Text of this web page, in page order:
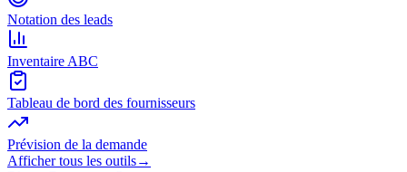
Notation des leads
Inventaire ABC
Tableau de bord des fournisseurs
Prévision de la demande
Afficher tous les outils→